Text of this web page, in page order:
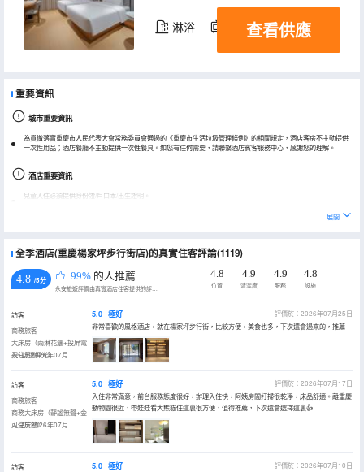
淋浴 電視機 冰箱
查看供應
重要資訊
城市重要資訊
為貫徹落實重慶市人民代表大會常務委員會通過的《重慶市生活垃圾管理條例》的相關規定，酒店客房不主動提供
一次性用品；酒店餐廳不主動提供一次性餐具。如您有任何需要，請聯繫酒店賓客服務中心，感謝您的理解。
酒店重要資訊
兒童入住必須提供身份證/戶口本/出生證明。
展開
全季酒店(重慶楊家坪步行街店)的真實住客評論(1119)
4.8 /5分 99% 的人推薦
永安旅遊評價由真實酒店住客提供的評價。
4.8
位置
4.9
清潔度
4.9
服務
4.8
設施
訪客
商務旅客
大床房（雨淋花灑+投屏電
視+舒適採光）
入住於2026年07月
5.0 極好
評價於：2026年07月25日
非常喜歡的風格酒店，就在楊家坪步行街，比較方便，美食也多，下次還會過來的，推薦
訪客
商務旅客
商務大床房（靜謐無聲+金
可兒床墊）
入住於2026年07月
5.0 極好
評價於：2026年07月17日
入住非常滿意，前台服務態度很好，辦理入住快，阿姨房間打掃很乾凈，床品舒適。離重慶
動物園很近，帶娃娃看大熊貓住這裏很方便，值得推薦，下次還會選擇這裏👍
訪客
5.0 極好
評價於：2026年07月10日